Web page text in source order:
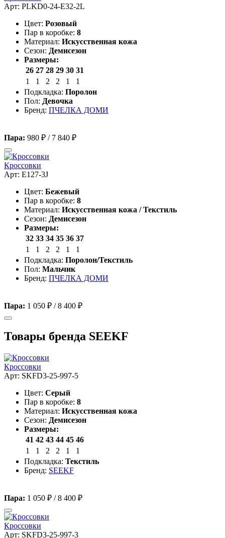
Арт: PLKD0-24-E32-2L
Цвет: Розовый
Пар в коробке: 8
Материал: Искусственная кожа
Сезон: Демисезон
Размеры:
26 27 28 29 30 31
1
1 2 2 1
1
Подкладка: Поролон
Пол: Девочка
Бренд: ПЧЕЛКА ДОМИ
Пара: 980 ₽ / 7 840 ₽
Кроссовки
Арт: E127-3J
Цвет: Бежевый
Пар в коробке: 8
Материал: Искусственная кожа / Текстиль
Сезон: Демисезон
Размеры:
32 33 34 35 36 37
1
1 2 2 1
1
Подкладка: Поролон/Текстиль
Пол: Мальчик
Бренд: ПЧЕЛКА ДОМИ
Пара: 1 050 ₽ /8 400 ₽
Товары бренда SEEKF
Кроссовки
Арт: SKFD3-25-997-5
Цвет: Серый
Пар в коробке: 8
Материал: Искусственная кожа
Сезон: Демисезон
Размеры:
41 42 43 44 45 46
1
1 2 2 1
1
Подкладка: Текстиль
Бренд: SEEKF
Пара: 1 050 ₽ /8 400 ₽
Кроссовки
Арт: SKFD3-25-997-3